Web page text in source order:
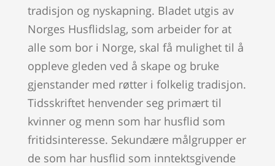
tradisjon og nyskapning. Bladet utgis av
Norges Husflidslag, som arbeider for at
alle som bor i Norge, skal få mulighet til å
oppleve gleden ved å skape og bruke
gjenstander med røtter i folkelig tradisjon.
Tidsskriftet henvender seg primært til
kvinner og menn som har husflid som
fritidsinteresse. Sekundære målgrupper er
de som har husflid som inntektsgivende